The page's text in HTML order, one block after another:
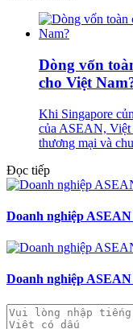
Dòng vốn
cho Việt
Khi Singapore
của ASEAN, Việt
thương mại và
Đọc tiếp
Doanh nghiệp
Doanh nghiệp